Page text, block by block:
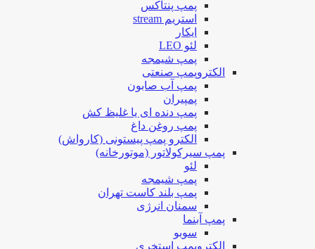
پمپ پنتاکس
استریم stream
ایکار
لئو LEO
پمپ شیمجه
الکتروپمپ صنعتی
پمپ آب صابون
پمپیران
پمپ دنده ای یا غلیظ کش
پمپ روغن داغ
الکترو پمپ پیستونی (کارواش)
پمپ سیرکولاتور (موتورخانه)
لئو
پمپ شیمجه
پمپ بلند کاست تهران
سمنان انرژی
پمپ آبنما
سوبو
الکتروپمپ استخری